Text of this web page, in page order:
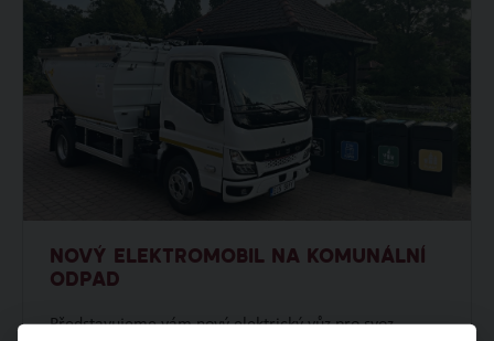
NOVÝ ELEKTROMOBIL NA KOMUNÁLNÍ
ODPAD
Představujeme vám nový elektrický vůz pro svoz